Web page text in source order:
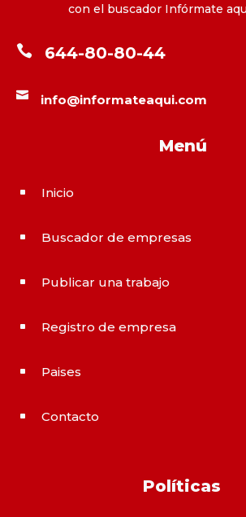
con el buscador Infórmate
 644-80-80-44
 info@informateaqui.com
Menú
^ Inicio
^ Buscador de empresas
^ Publicar una trabajo
^ Registro de empresa
^ Paises
^ Contacto
Políticas